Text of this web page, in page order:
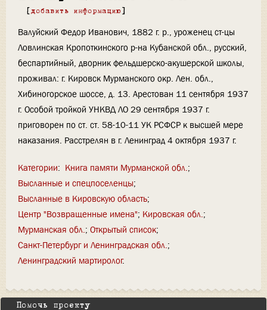
[ добавить информацию ]
Валуйский Федор Иванович, 1882 г. р., уроженец ст-цы
Ловлинская Кропоткинского р-на Кубанской обл., русский,
беспартийный, дворник фельдшерско-акушерской школы,
проживал: г. Кировск Мурманского окр. Лен. обл.,
Хибиногорское шоссе, д. 13. Арестован 11 сентября 1937
г. Особой тройкой УНКВД ЛО 29 сентября 1937 г.
приговорен по ст. ст. 58-10-11 УК РСФСР к высшей мере
наказания. Расстрелян в г. Ленинград 4 октября 1937 г.
Категории: Книга памяти Мурманской обл.
Высланные и спецпоселенцы
Высланные в Кировскую область
Центр "Возвращенные имена" Кировская обл.
Мурманская обл. Открытый список
Санкт-Петербург и Ленинградская обл.
Ленинградский мартиролог
Помочь проекту